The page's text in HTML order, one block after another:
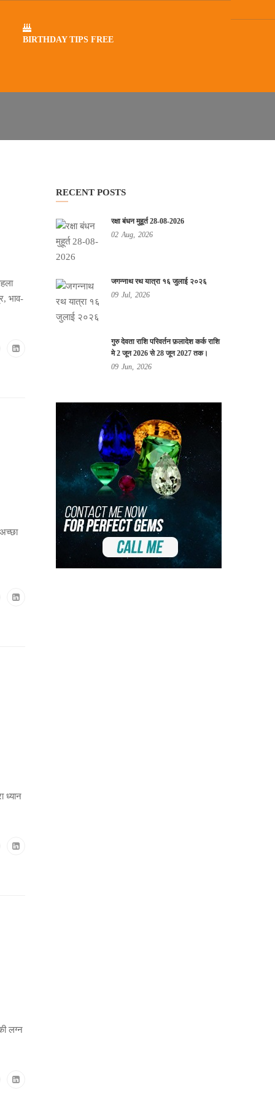
BIRTHDAY TIPS FREE
भाव-
ध्यान
लग्न
RECENT POSTS
रक्षा बंधन मुहूर्त 28-08-2026
02 Aug, 2026
जगन्नाथ रथ यात्रा १६ जुलाई २०२६
09 Jul, 2026
गुरु देवता राशि परिवर्तन फ़लादेश कर्क राशि
मे 2 जून 2026 से 28 जून 2027 तक।
09 Jun, 2026